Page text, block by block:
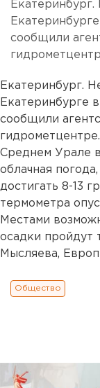
сообщили
Екатеринбург.
Екатеринбурге
сообщили
Среднем Урале
облачная
достигать 8-13
термометра
Местами
осадки пройдут
Мысляева,
Общество